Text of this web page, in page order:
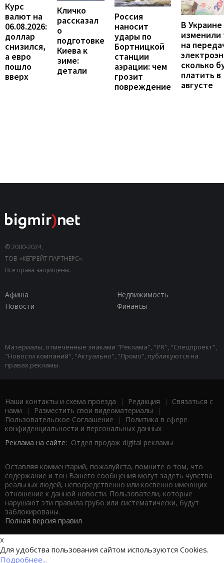
Курс
валют на
06.08.2026:
доллар
снизился,
а евро
пошло
вверх
Кличко
рассказал
о
подготовке
Киева к
зиме:
детали
Россия
наносит
удары по
Бортницкой
станции
аэрации: чем
грозит
повреждение
В Украине
на
сколько
платить в
августе
© 2000-2024,
ТОВ «КЕПРЕЙТ ПАРТНЕРС».
Все права защищены.
Афиша
Недвижимость
Новости
Финансы
Материалы, отмеченные знаками "Реклама", "PR", "Спецпроект",
"Новости компаний", "Актуально", "Промо", публикуются на
правах рекламы.
Наши контакты и схема проезда | Редакция | Связаться с
нами | Разместить свои видеоматериалы |
Пользовательское Соглашение |
Политика в сфере
конфиденциальности и персональных данных
Реклама на сайте: Отдел продаж digital рекламы
Оставляя комментарий, пожалуйста, помните о том, что
содержание и тон Вашего сообщения могут задеть чувства
реальных людей, непосредственно или косвенно имеющих
отношение к данной новости. Пользователи, которые
нарушают эти правила грубо или систематически, будут
заблокированы.
Полная версия правил
x
Для удобства пользования сайтом используются Cookies.
Подробнее...